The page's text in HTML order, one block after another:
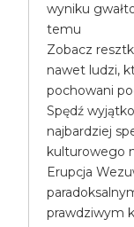
wyniku
temu
Zobacz
nawet ludzi,
pochowani
Spędź
najbardziej
kulturowego
Erupcja
prawdziwym